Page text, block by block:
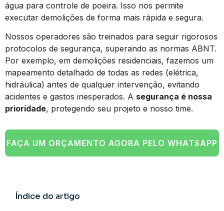
água para controle de poeira. Isso nos permite
executar demolições de forma mais rápida e segura.
Nossos operadores são treinados para seguir rigorosos
protocolos de segurança, superando as normas ABNT.
Por exemplo, em demolições residenciais, fazemos um
mapeamento detalhado de todas as redes (elétrica,
hidráulica) antes de qualquer intervenção, evitando
acidentes e gastos inesperados. A segurança é nossa
prioridade, protegendo seu projeto e nosso time.
FAÇA UM ORÇAMENTO AGORA PELO WHATSAPP
Índice do artigo